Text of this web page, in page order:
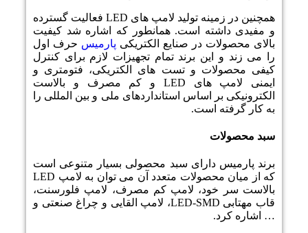
همچنین در زمینه تولید لامپ های LED فعالیت گسترده
و مفیدی داشته است. همانطور که اشاره شد کیفیت
بالای محصولات در صنایع الکتریکی پارمیس حرف اول
را می زند و این برند تمام تجهیزات لازم برای کنترل
کیفی محصولات و تست های الکتریکی، فتومتری و
ایمنی لامپ های LED و کم مصرف و بالاست
الکترونیکی بر اساس استانداردهای ملی و بین المللی را
به کار گرفته است.
سبد محصولات
برند پارمیس دارای سبد محصولی بسیار متنوعی است
که از میان محصولات متعدد آن می توان به لامپ LED
بالاست سر خود، لامپ کم مصرف، لامپ فلورسنت،
قاب مهتابی LED-SMD، لامپ القایی و چراغ صنعتی و
… اشاره کرد.